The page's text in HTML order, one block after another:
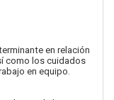
en relación
como los cuidados
en equipo.